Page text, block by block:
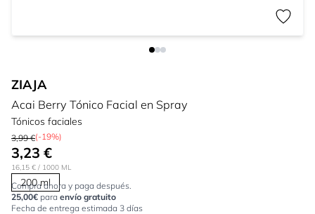
ZIAJA
Acai Berry Tónico Facial en Spray
Tónicos faciales
3,99 €(-19%)
3,23 €
16,15 € / 1000 ML
200 ml
Compra ahora y paga después.
25,00€ para envío gratuito
Fecha de entrega estimada 3 días